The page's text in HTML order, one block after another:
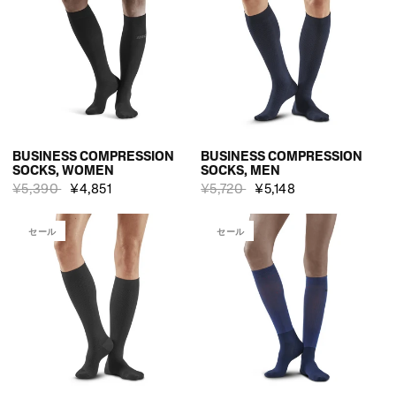
BUSINESS COMPRESSION
SOCKS, WOMEN
¥5,390 ¥4,851
BUSINESS COMPRESSION
SOCKS, MEN
¥5,720 ¥5,148
セール セール